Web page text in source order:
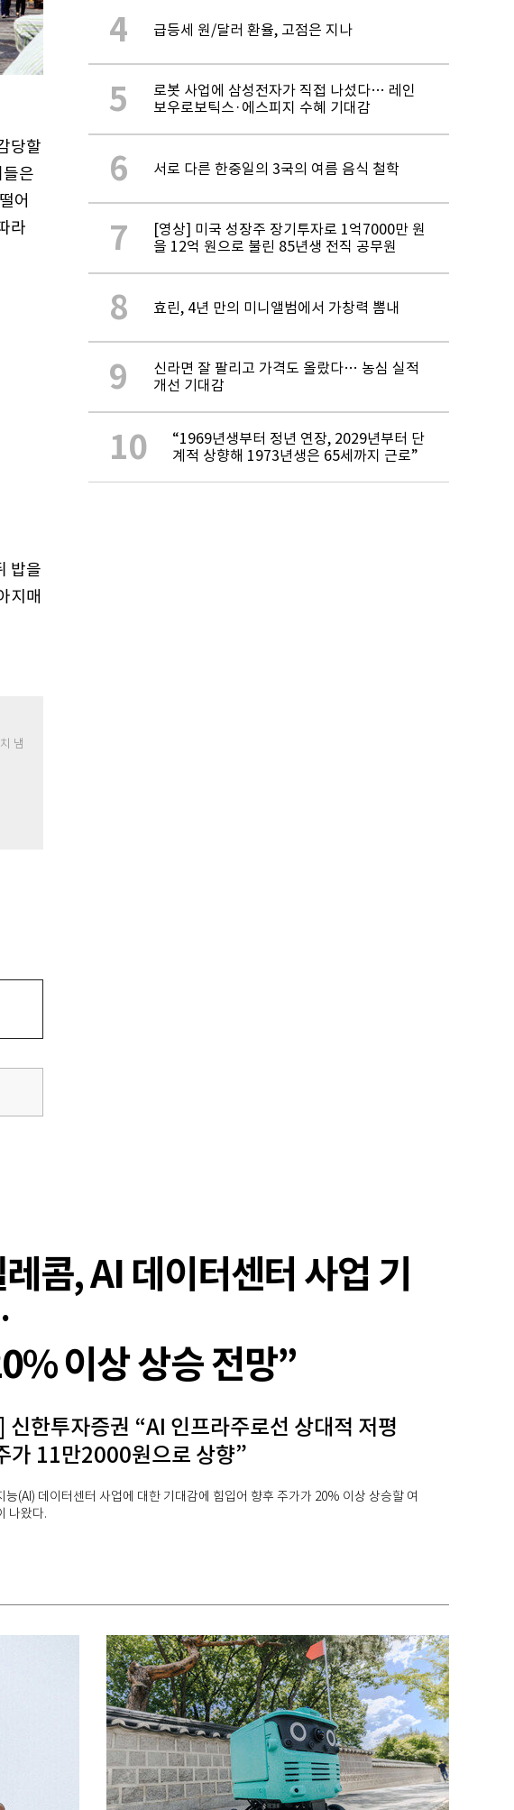
당할
은
어
라
밥을
지매
냄
4 급등세 원/달러 환율, 고점은 지나
5
로봇 사업에 삼성전자가 직접 나섰다… 레인
보우로보틱스·에스피지 수혜 기대감
6 서로 다른 한중일의 3국의 여름 음식 철학
7
[영상] 미국 성장주 장기투자로 1억7000만 원
을 12억 원으로 불린 85년생 전직 공무원
8 효린, 4년 만의 미니앨범에서 가창력 뽐내
9
신라면 잘 팔리고 가격도 올랐다… 농심 실적
개선 기대감
10
“1969년생부터 정년 연장, 2029년부터 단
계적 상향해 1973년생은 65세까지 근로”
콤, AI 데이터센터 사업 기
이상 상승 전망”
신한투자증권 “AI 인프라주로선 상대적 저평
가 11만2000원으로 상향”
능(AI) 데이터센터 사업에 대한 기대감에 힘입어 향후 주가가 20% 이상 상승할 여
나왔다.